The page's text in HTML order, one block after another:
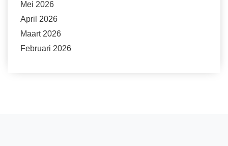
Mei 2026
April 2026
Maart 2026
Februari 2026